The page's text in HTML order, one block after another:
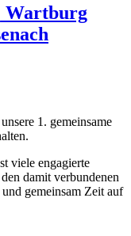
Wartburg
1. gemeinsame
viele engagierte
damit verbundenen
gemeinsam Zeit auf